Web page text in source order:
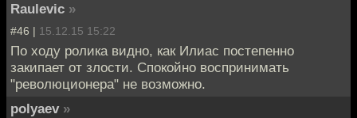
Raulevic »
#46 | 15.12.15 15:22
По ходу ролика видно, как Илиас постепенно
закипает от злости. Спокойно воспринимать
"революционера" не возможно.
polyaev »